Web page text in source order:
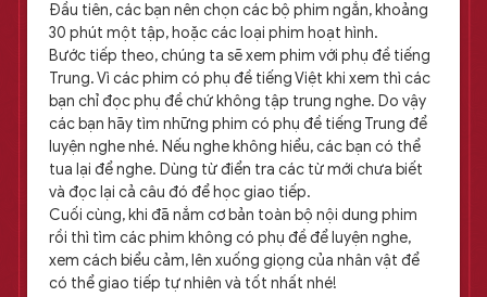
Đầu tiên, các bạn nên chọn các bộ phim ngắn, khoảng
30 phút một tập, hoặc các loại phim hoạt hình.
Bước tiếp theo, chúng ta sẽ xem phim với phụ đề tiếng
Trung. Vì các phim có phụ đề tiếng Việt khi xem thì các
bạn chỉ đọc phụ đề chứ không tập trung nghe. Do vậy
các bạn hãy tìm những phim có phụ đề tiếng Trung để
luyện nghe nhé. Nếu nghe không hiểu, các bạn có thể
tua lại để nghe. Dùng từ điển tra các từ mới chưa biết
và đọc lại cả câu đó để học giao tiếp.
Cuối cùng, khi đã nắm cơ bản toàn bộ nội dung phim
rồi thì tìm các phim không có phụ đề để luyện nghe,
xem cách biểu cảm, lên xuống giọng của nhân vật để
có thể giao tiếp tự nhiên và tốt nhất nhé!